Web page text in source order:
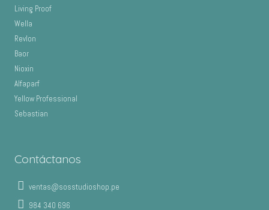
Living Proof
Wella
Revlon
Baor
Nioxin
Alfaparf
Yellow Professional
Sebastian
Contáctanos
ventas@sosstudioshop.pe
984 340 696